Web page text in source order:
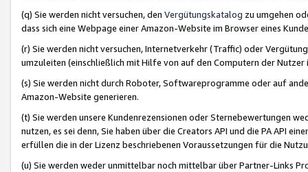
(q) Sie werden nicht versuchen, den Vergütungskatalog zu umgehen
dass sich eine Webpage einer Amazon-Website im Browser eines
(r) Sie werden nicht versuchen, Internetverkehr (Traffic) oder
umzuleiten (einschließlich mit Hilfe von auf den Computern der
(s) Sie werden nicht durch Roboter, Softwareprogramme oder auf
Amazon-Website generieren.
(t) Sie werden unsere Kundenrezensionen oder Sternebewertungen
nutzen, es sei denn, Sie haben über die Creators API und die PA API
erfüllen die in der Lizenz beschriebenen Voraussetzungen für die
(u) Sie werden weder unmittelbar noch mittelbar über Partner-Links